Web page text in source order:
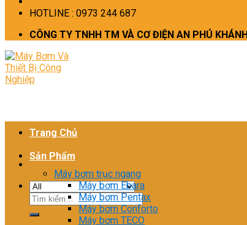
HOTLINE : 0973 244 687
CÔNG TY TNHH TM VÀ CƠ ĐIỆN AN PHÚ KHÁNH
Tìm
Trang Chủ
Sản Phẩm
Máy bơm trục ngang
Máy bơm Ebara
Máy bơm Pentax
Máy bơm Conforto
Máy bơm TECO